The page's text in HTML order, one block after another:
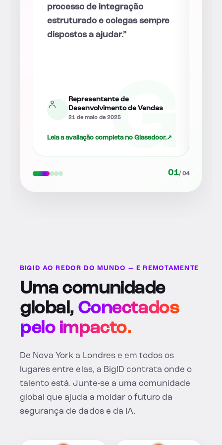
direção clara para o futuro.”
Vendas
12 de agosto de 2025
Leia a avaliação completa no Glassdoor.↗
02/ 04
BIGID AO REDOR DO MUNDO — E REMOTAMENTE
Uma comunidade
global, Conectados
pelo impacto.
De Nova York a Londres e em todos os
lugares entre elas, a BigID contrata onde o
talento está. Junte-se a uma comunidade
global que ajuda a moldar o futuro da
segurança de dados e da IA.